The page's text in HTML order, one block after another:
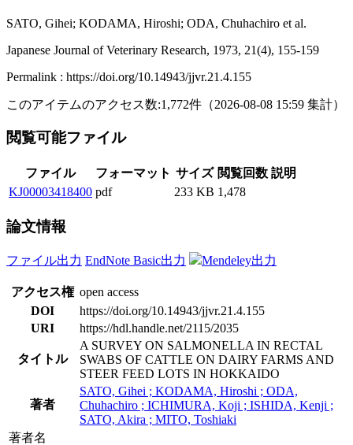
SATO, Gihei; KODAMA, Hiroshi; ODA, Chuhachiro et al.
Japanese Journal of Veterinary Research, 1973, 21(4), 155-159
Permalink : https://doi.org/10.14943/jjvr.21.4.155
このアイテムのアクセス数:1,772件 （2026-08-08 15:59 集計）
閲覧可能ファイル
ファイル フォーマット サイズ 閲覧回数 説明
KJ00003418400 pdf 233 KB 1,478
論文情報
ファイル出力 EndNote Basic出力 Mendeley出力
アクセス権 open access
DOI
https://doi.org/10.14943/jjvr.21.4.155
URI
https://hdl.handle.net/2115/2035
タイトル
A SURVEY ON SALMONELLA IN RECTAL
SWABS OF CATTLE ON DAIRY FARMS AND
STEER FEED LOTS IN HOKKAIDO
著者
SATO, Gihei ; KODAMA, Hiroshi ; ODA,
Chuhachiro ; ICHIMURA, Koji ; ISHIDA, Kenji ;
SATO, Akira ; MITO, Toshiaki
著者名